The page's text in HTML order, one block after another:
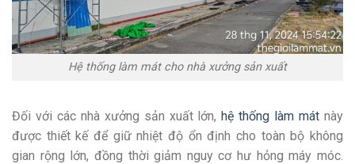
Hệ thống làm mát cho nhà xưởng sản xuất
Đối với các nhà xưởng sản xuất lớn,hệ thống làm mát này
được thiết kế để giữ nhiệt độ ổn định cho toàn bộ không
gian rộng lớn, đồng thời giảm nguy cơ hư hỏng máy móc.